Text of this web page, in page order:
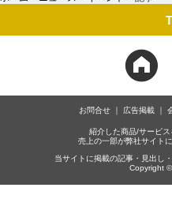
お問合せ 広告掲載
紹介した商品/サービス
売上の一部が弊社サイト
当サイトに掲載の記事・見出し
Copyright